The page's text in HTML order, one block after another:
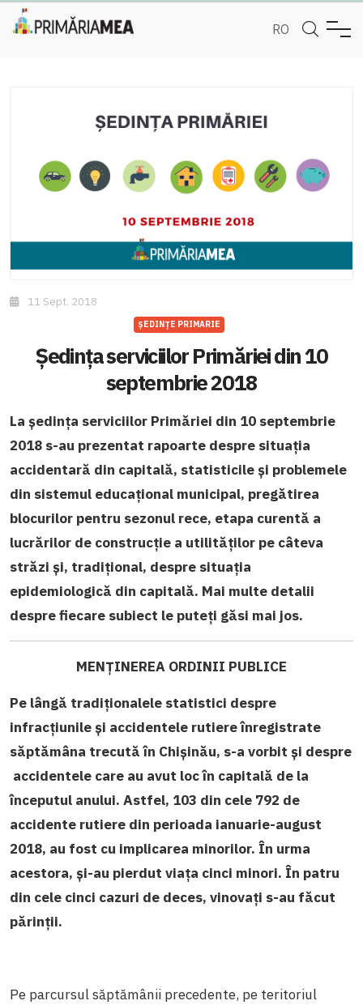
RO
11 Sept. 2018
ȘEDINȚE PRIMARIE
Ședința serviciilor Primăriei din 10
septembrie 2018
La ședința serviciilor Primăriei din 10 septembrie
2018 s-au prezentat rapoarte despre situația
accidentară din capitală, statisticile și problemele
din sistemul educațional municipal, pregătirea
blocurilor pentru sezonul rece, etapa curentă a
lucrărilor de construcție a utilităților pe câteva
străzi și, tradițional, despre situația
epidemiologică din capitală. Mai multe detalii
despre fiecare subiect le puteți găsi mai jos.
MENȚINEREA ORDINII PUBLICE
Pe lângă tradiționalele statistici despre
infracțiunile și accidentele rutiere înregistrate
săptămâna trecută în Chișinău, s-a vorbit și despre
accidentele care au avut loc în capitală de la
începutul anului. Astfel, 103 din cele 792 de
accidente rutiere din perioada ianuarie-august
2018, au fost cu implicarea minorilor. În urma
acestora, și-au pierdut viața cinci minori. În patru
din cele cinci cazuri de deces, vinovați s-au făcut
părinții.
Pe parcursul săptămânii precedente, pe teritoriul